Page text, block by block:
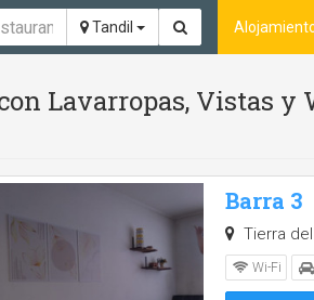
Tandil
Lavarropas, Vistas
Barra 3
Tierra
Wi-Fi